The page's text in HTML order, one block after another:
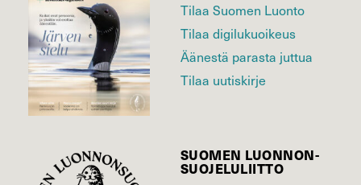
Tilaa Suomen Luonto
Tilaa digilukuoikeus
Äänestä parasta juttua
Tilaa uutiskirje
SUOMEN LUONNON­
SUOJELU­LIITTO